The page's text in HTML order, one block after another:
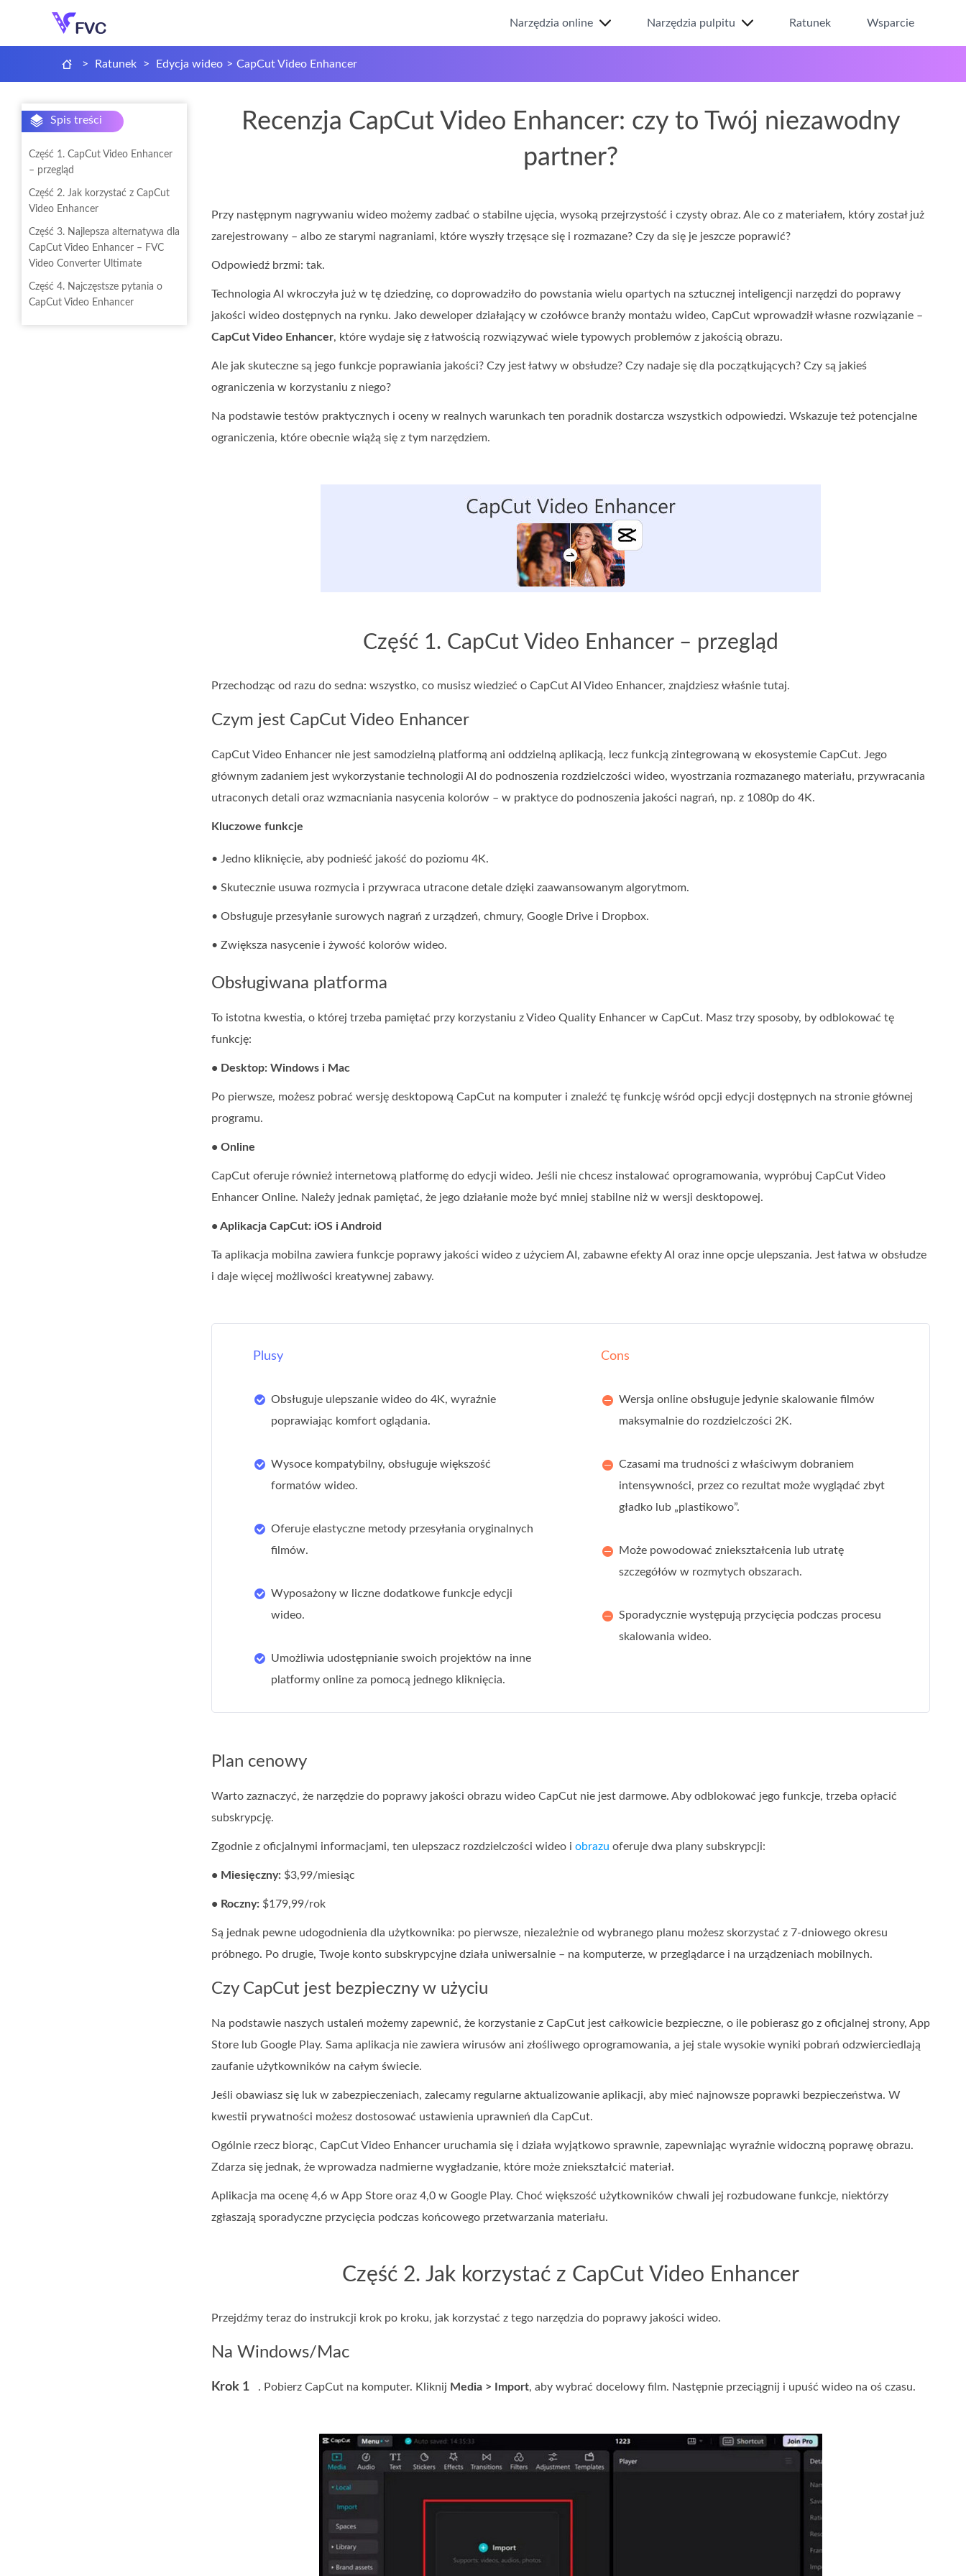
Narzędzia online Narzędzia pulpitu Ratunek Wsparcie
> Ratunek > Edycja wideo > CapCut Video Enhancer
Spis treści
Część 1. CapCut Video Enhancer
– przegląd
Część 2. Jak korzystać z CapCut
Video Enhancer
Część 3. Najlepsza alternatywa dla
CapCut Video Enhancer – FVC
Video Converter Ultimate
Część 4. Najczęstsze pytania o
CapCut Video Enhancer
Recenzja CapCut Video Enhancer: czy to Twój niezawodny
partner?
Przy następnym nagrywaniu wideo możemy zadbać o stabilne ujęcia, wysoką przejrzystość i czysty obraz. Ale co z materiałem, który został już
zarejestrowany – albo ze starymi nagraniami, które wyszły trzęsące się i rozmazane? Czy da się je jeszcze poprawić?
Odpowiedź brzmi: tak.
Technologia AI wkroczyła już w tę dziedzinę, co doprowadziło do powstania wielu opartych na sztucznej inteligencji narzędzi do poprawy
jakości wideo dostępnych na rynku. Jako deweloper działający w czołówce branży montażu wideo, CapCut wprowadził własne rozwiązanie –
CapCut Video Enhancer, które wydaje się z łatwością rozwiązywać wiele typowych problemów z jakością obrazu.
Ale jak skuteczne są jego funkcje poprawiania jakości? Czy jest łatwy w obsłudze? Czy nadaje się dla początkujących? Czy są jakieś
ograniczenia w korzystaniu z niego?
Na podstawie testów praktycznych i oceny w realnych warunkach ten poradnik dostarcza wszystkich odpowiedzi. Wskazuje też potencjalne
ograniczenia, które obecnie wiążą się z tym narzędziem.
Część 1. CapCut Video Enhancer – przegląd
Przechodząc od razu do sedna: wszystko, co musisz wiedzieć o CapCut AI Video Enhancer, znajdziesz właśnie tutaj.
Czym jest CapCut Video Enhancer
CapCut Video Enhancer nie jest samodzielną platformą ani oddzielną aplikacją, lecz funkcją zintegrowaną w ekosystemie CapCut. Jego
głównym zadaniem jest wykorzystanie technologii AI do podnoszenia rozdzielczości wideo, wyostrzania rozmazanego materiału, przywracania
utraconych detali oraz wzmacniania nasycenia kolorów – w praktyce do podnoszenia jakości nagrań, np. z 1080p do 4K.
Kluczowe funkcje
• Jedno kliknięcie, aby podnieść jakość do poziomu 4K.
• Skutecznie usuwa rozmycia i przywraca utracone detale dzięki zaawansowanym algorytmom.
• Obsługuje przesyłanie surowych nagrań z urządzeń, chmury, Google Drive i Dropbox.
• Zwiększa nasycenie i żywość kolorów wideo.
Obsługiwana platforma
To istotna kwestia, o której trzeba pamiętać przy korzystaniu z Video Quality Enhancer w CapCut. Masz trzy sposoby, by odblokować tę
funkcję:
• Desktop: Windows i Mac
Po pierwsze, możesz pobrać wersję desktopową CapCut na komputer i znaleźć tę funkcję wśród opcji edycji dostępnych na stronie głównej
programu.
• Online
CapCut oferuje również internetową platformę do edycji wideo. Jeśli nie chcesz instalować oprogramowania, wypróbuj CapCut Video
Enhancer Online. Należy jednak pamiętać, że jego działanie może być mniej stabilne niż w wersji desktopowej.
• Aplikacja CapCut: iOS i Android
Ta aplikacja mobilna zawiera funkcje poprawy jakości wideo z użyciem AI, zabawne efekty AI oraz inne opcje ulepszania. Jest łatwa w obsłudze
i daje więcej możliwości kreatywnej zabawy.
Plusy
Obsługuje ulepszanie wideo do 4K, wyraźnie
poprawiając komfort oglądania.
Wysoce kompatybilny, obsługuje większość
formatów wideo.
Oferuje elastyczne metody przesyłania oryginalnych
filmów.
Wyposażony w liczne dodatkowe funkcje edycji
wideo.
Umożliwia udostępnianie swoich projektów na inne
platformy online za pomocą jednego kliknięcia.
Cons
Wersja online obsługuje jedynie skalowanie filmów
maksymalnie do rozdzielczości 2K.
Czasami ma trudności z właściwym dobraniem
intensywności, przez co rezultat może wyglądać zbyt
gładko lub „plastikowo”.
Może powodować zniekształcenia lub utratę
szczegółów w rozmytych obszarach.
Sporadycznie występują przycięcia podczas procesu
skalowania wideo.
Plan cenowy
Warto zaznaczyć, że narzędzie do poprawy jakości obrazu wideo CapCut nie jest darmowe. Aby odblokować jego funkcje, trzeba opłacić
subskrypcję.
Zgodnie z oficjalnymi informacjami, ten ulepszacz rozdzielczości wideo i obrazu oferuje dwa plany subskrypcji:
• Miesięczny: $3,99/miesiąc
• Roczny: $179,99/rok
Są jednak pewne udogodnienia dla użytkownika: po pierwsze, niezależnie od wybranego planu możesz skorzystać z 7-dniowego okresu
próbnego. Po drugie, Twoje konto subskrypcyjne działa uniwersalnie – na komputerze, w przeglądarce i na urządzeniach mobilnych.
Czy CapCut jest bezpieczny w użyciu
Na podstawie naszych ustaleń możemy zapewnić, że korzystanie z CapCut jest całkowicie bezpieczne, o ile pobierasz go z oficjalnej strony, App
Store lub Google Play. Sama aplikacja nie zawiera wirusów ani złośliwego oprogramowania, a jej stale wysokie wyniki pobrań odzwierciedlają
zaufanie użytkowników na całym świecie.
Jeśli obawiasz się luk w zabezpieczeniach, zalecamy regularne aktualizowanie aplikacji, aby mieć najnowsze poprawki bezpieczeństwa. W
kwestii prywatności możesz dostosować ustawienia uprawnień dla CapCut.
Ogólnie rzecz biorąc, CapCut Video Enhancer uruchamia się i działa wyjątkowo sprawnie, zapewniając wyraźnie widoczną poprawę obrazu.
Zdarza się jednak, że wprowadza nadmierne wygładzanie, które może zniekształcić materiał.
Aplikacja ma ocenę 4,6 w App Store oraz 4,0 w Google Play. Choć większość użytkowników chwali jej rozbudowane funkcje, niektórzy
zgłaszają sporadyczne przycięcia podczas końcowego przetwarzania materiału.
Część 2. Jak korzystać z CapCut Video Enhancer
Przejdźmy teraz do instrukcji krok po kroku, jak korzystać z tego narzędzia do poprawy jakości wideo.
Na Windows/Mac
Krok 1 . Pobierz CapCut na komputer. Kliknij Media > Import, aby wybrać docelowy film. Następnie przeciągnij i upuść wideo na oś czasu.